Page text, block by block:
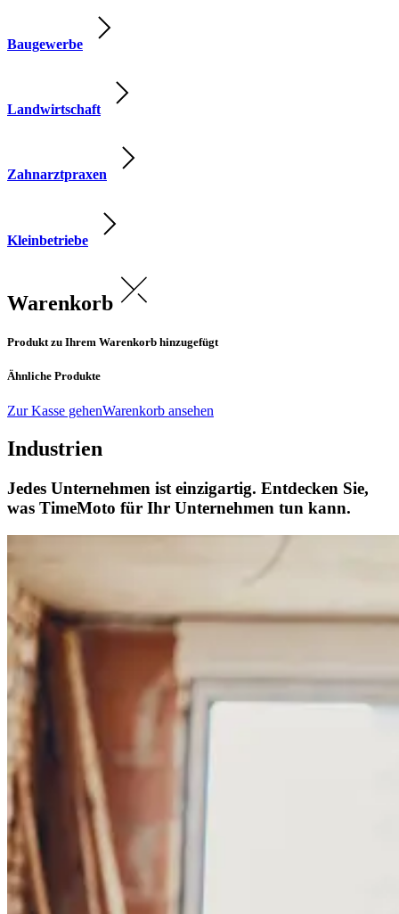
Baugewerbe
Landwirtschaft
Zahnarztpraxen
Kleinbetriebe
Warenkorb
Produkt zu Ihrem Warenkorb hinzugefügt
Ähnliche Produkte
Zur Kasse gehenWarenkorb ansehen
Industrien
Jedes Unternehmen ist einzigartig. Entdecken Sie,
was TimeMoto für Ihr Unternehmen tun kann.